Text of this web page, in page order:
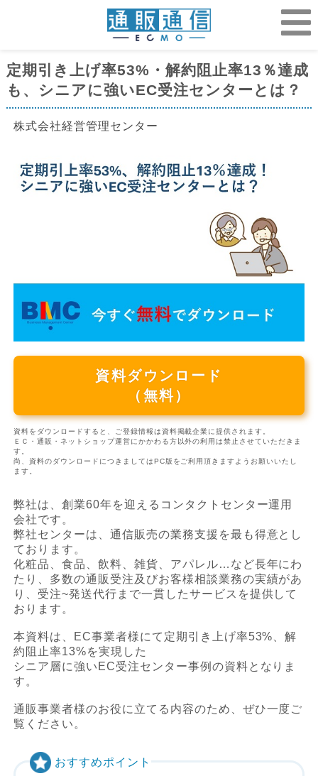
定期引き上げ率53%・解約阻止率13％達成
も、シニアに強いEC受注センターとは？
株式会社経営管理センター
資料ダウンロード
（無料）
資料をダウンロードすると、ご登録情報は資料掲載企業に提供されます。
ＥＣ・通販・ネットショップ運営にかかわる方以外の利用は禁止させていただきま
す。
尚、資料のダウンロードにつきましてはPC版をご利用頂きますようお願いいたし
ます。
弊社は、創業60年を迎えるコンタクトセンター運用
会社です。
弊社センターは、通信販売の業務支援を最も得意とし
ております。
化粧品、食品、飲料、雑貨、アパレル…など長年にわ
たり、多数の通販受注及びお客様相談業務の実績があ
り、受注~発送代行まで一貫したサービスを提供して
おります。
本資料は、EC事業者様にて定期引き上げ率53%、解
約阻止率13%を実現した
シニア層に強いEC受注センター事例の資料となりま
す。
通販事業者様のお役に立てる内容のため、ぜひ一度ご
覧ください。
おすすめポイント